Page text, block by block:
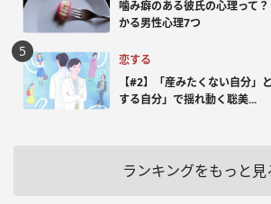
噛み癖のある彼氏の心理って
かる男性心理7つ
恋する
【#2】「産みたくない自分」
する自分」で揺れ動く聡美...
ランキングをもっと見